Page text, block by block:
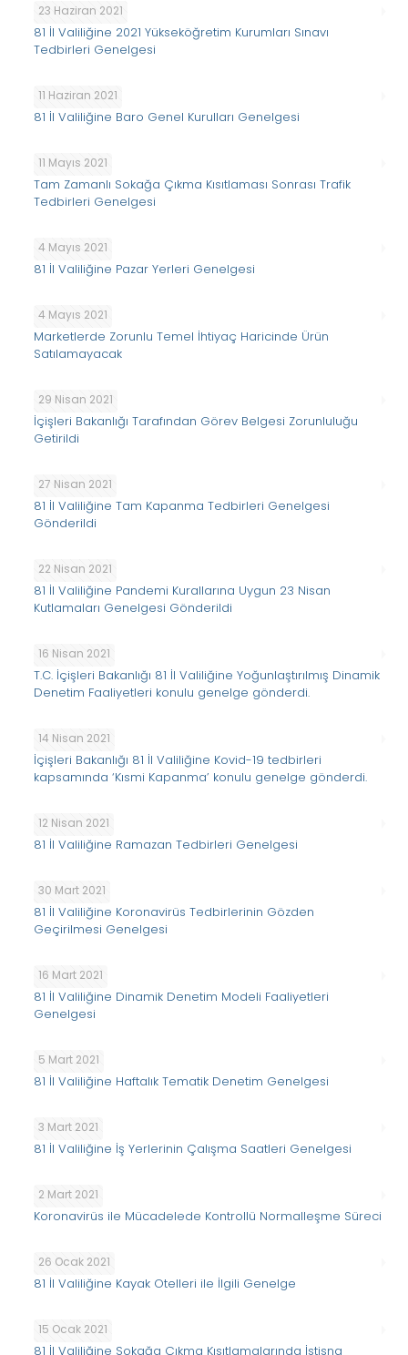
23 Haziran 2021
81 İl Valiliğine 2021 Yükseköğretim Kurumları Sınavı
Tedbirleri Genelgesi
11 Haziran 2021
81 İl Valiliğine Baro Genel Kurulları Genelgesi
11 Mayıs 2021
Tam Zamanlı Sokağa Çıkma Kısıtlaması Sonrası Trafik
Tedbirleri Genelgesi
4 Mayıs 2021
81 İl Valiliğine Pazar Yerleri Genelgesi
4 Mayıs 2021
Marketlerde Zorunlu Temel İhtiyaç Haricinde Ürün
Satılamayacak
29 Nisan 2021
İçişleri Bakanlığı Tarafından Görev Belgesi Zorunluluğu
Getirildi
27 Nisan 2021
81 İl Valiliğine Tam Kapanma Tedbirleri Genelgesi
Gönderildi
22 Nisan 2021
81 İl Valiliğine Pandemi Kurallarına Uygun 23 Nisan
Kutlamaları Genelgesi Gönderildi
16 Nisan 2021
T.C. İçişleri Bakanlığı 81 İl Valiliğine Yoğunlaştırılmış Dinamik
Denetim Faaliyetleri konulu genelge gönderdi.
14 Nisan 2021
İçişleri Bakanlığı 81 İl Valiliğine Kovid-19 tedbirleri
kapsamında ‘Kısmi Kapanma’ konulu genelge gönderdi.
12 Nisan 2021
81 İl Valiliğine Ramazan Tedbirleri Genelgesi
30 Mart 2021
81 İl Valiliğine Koronavirüs Tedbirlerinin Gözden
Geçirilmesi Genelgesi
16 Mart 2021
81 İl Valiliğine Dinamik Denetim Modeli Faaliyetleri
Genelgesi
5 Mart 2021
81 İl Valiliğine Haftalık Tematik Denetim Genelgesi
3 Mart 2021
81 İl Valiliğine İş Yerlerinin Çalışma Saatleri Genelgesi
2 Mart 2021
Koronavirüs ile Mücadelede Kontrollü Normalleşme Süreci
26 Ocak 2021
81 İl Valiliğine Kayak Otelleri ile İlgili Genelge
15 Ocak 2021
81 İl Valiliğine Sokağa Çıkma Kısıtlamalarında İstisna